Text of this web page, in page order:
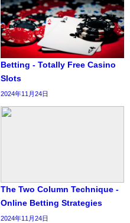
Betting - Totally Free Casino
Slots
2024年11月24日
The Two Column Technique -
Online Betting Strategies
2024年11月24日